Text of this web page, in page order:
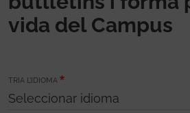
vida del Campus
TRIA L’IDIOMA